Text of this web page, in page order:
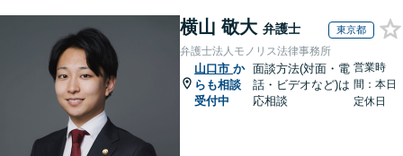
横山 敬大 弁護士 東京都
弁護士法人モノリス法律事務所
山口市 か
らも相談
受付中
面談方法(対面・電
話・ビデオなど)は
応相談
営業時
間：本日
定休日